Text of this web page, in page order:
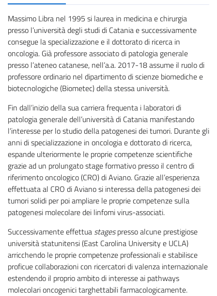
Massimo Libra nel 1995 si laurea in medicina e chirurgia
presso l’università degli studi di Catania e successivamente
consegue la specializzazione e il dottorato di ricerca in
oncologia. Già professore associato di patologia generale
presso l’ateneo catanese, nell’a.a. 2017-18 assume il ruolo di
professore ordinario nel dipartimento di scienze biomediche e
biotecnologiche (Biometec) della stessa università.
Fin dall’inizio della sua carriera frequenta i laboratori di
patologia generale dell’università di Catania manifestando
l’interesse per lo studio della patogenesi dei tumori. Durante gli
anni di specializzazione in oncologia e dottorato di ricerca,
espande ulteriormente le proprie competenze scientifiche
grazie ad un prolungato stage formativo presso il centro di
riferimento oncologico (CRO) di Aviano. Grazie all’esperienza
effettuata al CRO di Aviano si interessa della patogenesi dei
tumori solidi per poi ampliare le proprie competenze sulla
patogenesi molecolare dei linfomi virus-associati.
Successivamente effettua stagespresso alcune prestigiose
università statunitensi (East Carolina University e UCLA)
arricchendo le proprie competenze professionali e stabilisce
proficue collaborazioni con ricercatori di valenza internazionale
estendendo il proprio ambito di interesse ai pathways
molecolari oncogenici targhettabili farmacologicamente.